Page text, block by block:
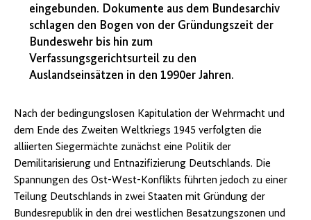
eingebunden. Dokumente aus dem Bundesarchiv
schlagen den Bogen von der Gründungszeit der
Bundeswehr bis hin zum
Verfassungsgerichtsurteil zu den
Auslandseinsätzen in den 1990er Jahren.
Nach der bedingungslosen Kapitulation der Wehrmacht und
dem Ende des Zweiten Weltkriegs 1945 verfolgten die
alliierten Siegermächte zunächst eine Politik der
Demilitarisierung und Entnazifizierung Deutschlands. Die
Spannungen des Ost-West-Konflikts führten jedoch zu einer
Teilung Deutschlands in zwei Staaten mit Gründung der
Bundesrepublik in den drei westlichen Besatzungszonen und